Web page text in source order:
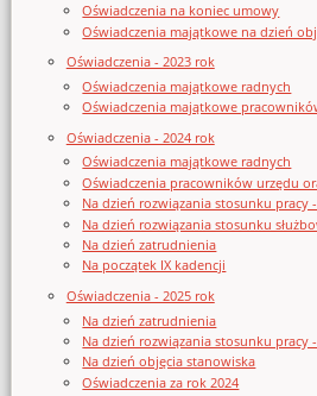
Oświadczenia na koniec umowy
Oświadczenia majątkowe na dzień
Oświadczenia - 2023 rok
Oświadczenia majątkowe radnych
Oświadczenia majątkowe
Oświadczenia - 2024 rok
Oświadczenia majątkowe radnych
Oświadczenia pracowników urzędu
Na dzień rozwiązania stosunku pracy
Na dzień rozwiązania stosunku
Na dzień zatrudnienia
Na początek IX kadencji
Oświadczenia - 2025 rok
Na dzień zatrudnienia
Na dzień rozwiązania stosunku pracy
Na dzień objęcia stanowiska
Oświadczenia za rok 2024